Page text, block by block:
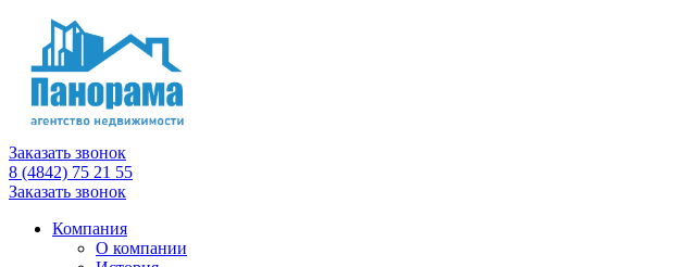
Заказать звонок
8 (4842) 75 21 55
Заказать звонок
Компания
О компании